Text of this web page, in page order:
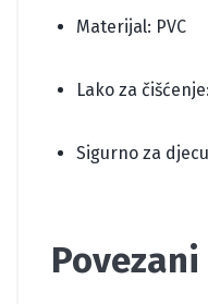
Materijal: PVC
Lako za
Sigurno za